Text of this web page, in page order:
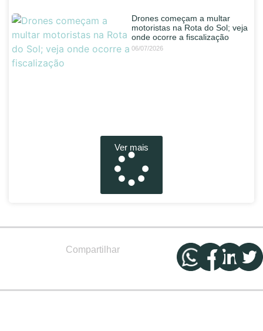
Drones começam a multar
motoristas na Rota do Sol; veja
onde ocorre a fiscalização
06/07/2026
Ver mais
Compartilhar